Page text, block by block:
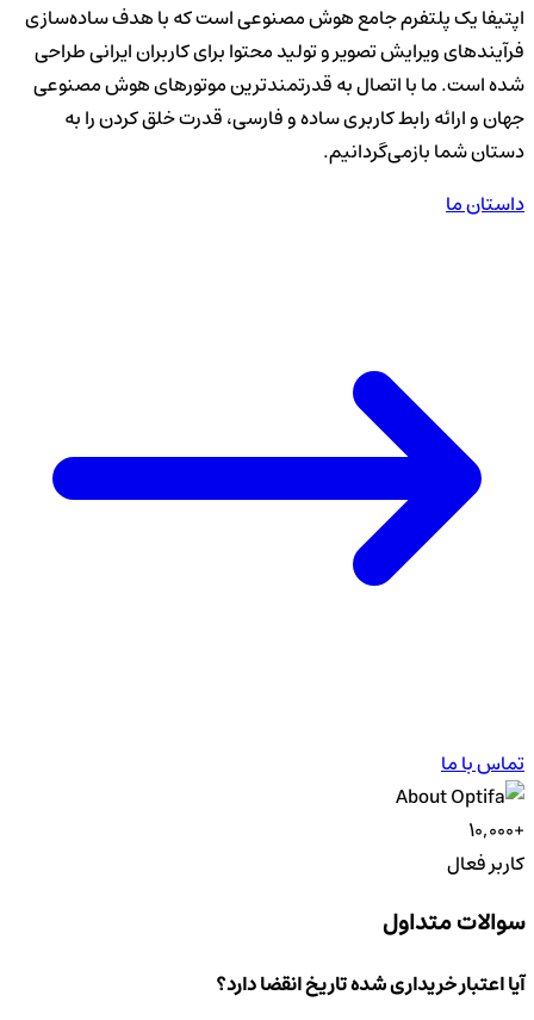
اپتیفا یک پلتفرم جامع هوش مصنوعی است که با هدف ساده‌سازی
فرآیندهای ویرایش تصویر و تولید محتوا برای کاربران ایرانی طراحی
شده است. ما با اتصال به قدرتمندترین موتورهای هوش مصنوعی
جهان و ارائه رابط کاربری ساده و فارسی، قدرت خلق کردن را به
دستان شما بازمی‌گردانیم.
داستان ما
تماس با ما
+۱۰,۰۰۰
کاربر فعال
سوالات متداول
آیا اعتبار خریداری شده تاریخ انقضا دارد؟